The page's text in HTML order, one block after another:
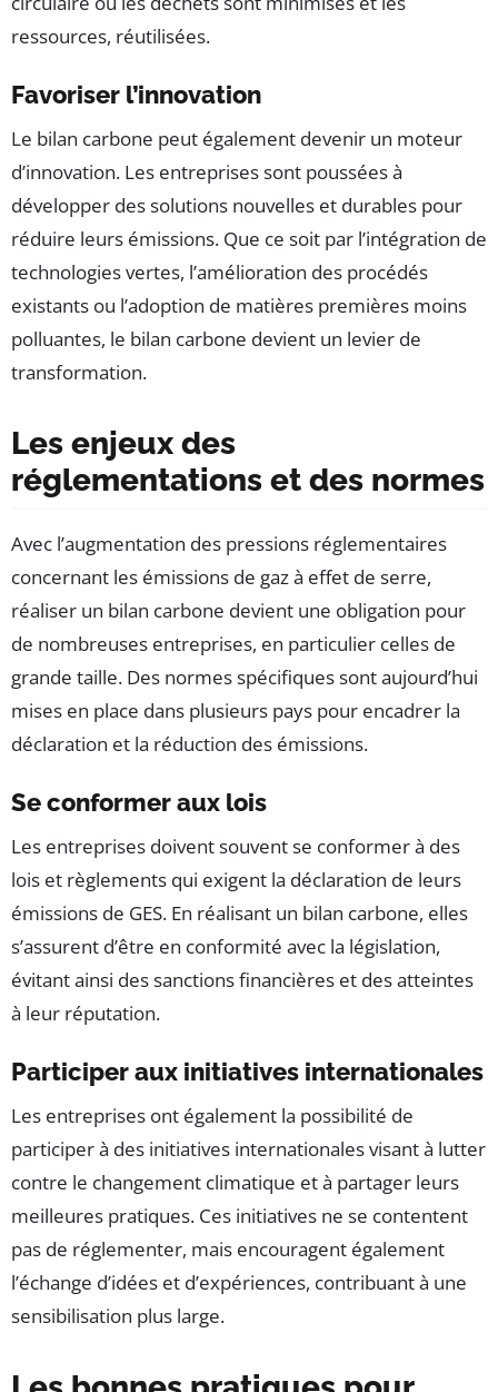
ressources, réutilisées.
Favoriser l’innovation
Le bilan carbone peut également devenir un moteur
d’innovation. Les entreprises sont poussées à
développer des solutions nouvelles et durables pour
réduire leurs émissions. Que ce soit par l’intégration de
technologies vertes, l’amélioration des procédés
existants ou l’adoption de matières premières moins
polluantes, le bilan carbone devient un levier de
transformation.
Les enjeux des
réglementations et des normes
Avec l’augmentation des pressions réglementaires
concernant les émissions de gaz à effet de serre,
réaliser un bilan carbone devient une obligation pour
de nombreuses entreprises, en particulier celles de
grande taille. Des normes spécifiques sont aujourd’hui
mises en place dans plusieurs pays pour encadrer la
déclaration et la réduction des émissions.
Se conformer aux lois
Les entreprises doivent souvent se conformer à des
lois et règlements qui exigent la déclaration de leurs
émissions de GES. En réalisant un bilan carbone, elles
s’assurent d’être en conformité avec la législation,
évitant ainsi des sanctions financières et des atteintes
à leur réputation.
Participer aux initiatives internationales
Les entreprises ont également la possibilité de
participer à des initiatives internationales visant à lutter
contre le changement climatique et à partager leurs
meilleures pratiques. Ces initiatives ne se contentent
pas de réglementer, mais encouragent également
l’échange d’idées et d’expériences, contribuant à une
sensibilisation plus large.